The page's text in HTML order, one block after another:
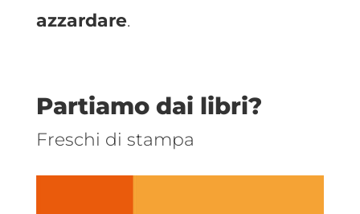
azzardare.
Partiamo dai libri?
Freschi di stampa